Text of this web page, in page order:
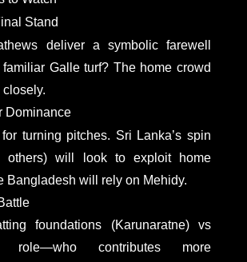
Stand
deliver a symbolic farewell
Galle turf? The home crowd
Dominance
turning pitches. Sri Lanka’s spin
others) will look to exploit home
Bangladesh will rely on Mehidy.
foundations (Karunaratne) vs
role—who contributes more